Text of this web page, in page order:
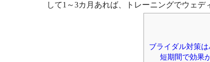
して1～3カ月あれば、トレーニングでウェデ
ブライダル対策
短期間で効果